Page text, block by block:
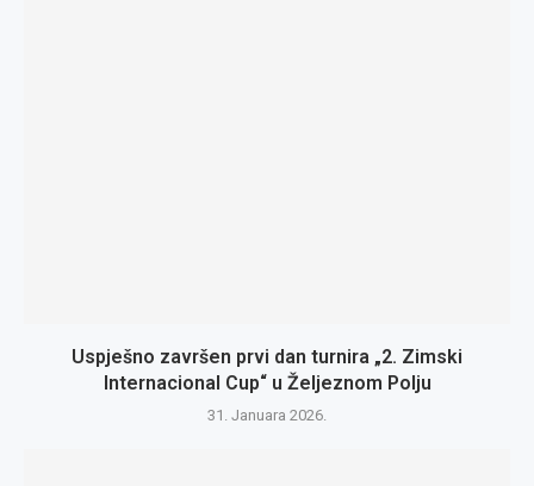
Uspješno završen prvi dan turnira „2. Zimski
Internacional Cup“ u Željeznom Polju
31. Januara 2026.